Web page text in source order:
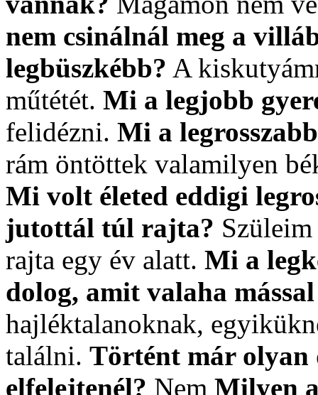
nem csinálnál meg a
legbüszkébb? A
műtétét. Mi a legjobb
felidézni. Mi a
rám öntöttek valamilyen
Mi volt életed eddigi
jutottál túl rajta?
rajta egy év alatt. Mi a
dolog, amit valaha
hajléktalanoknak,
találni. Történt már olyan
elfelejtenél? Nem Milyen